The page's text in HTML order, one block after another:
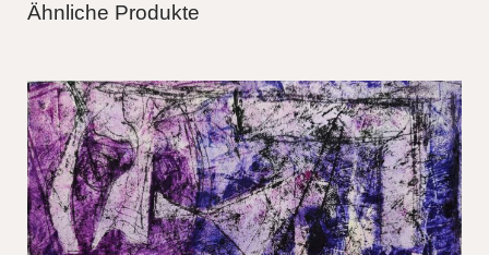
Ähnliche Produkte